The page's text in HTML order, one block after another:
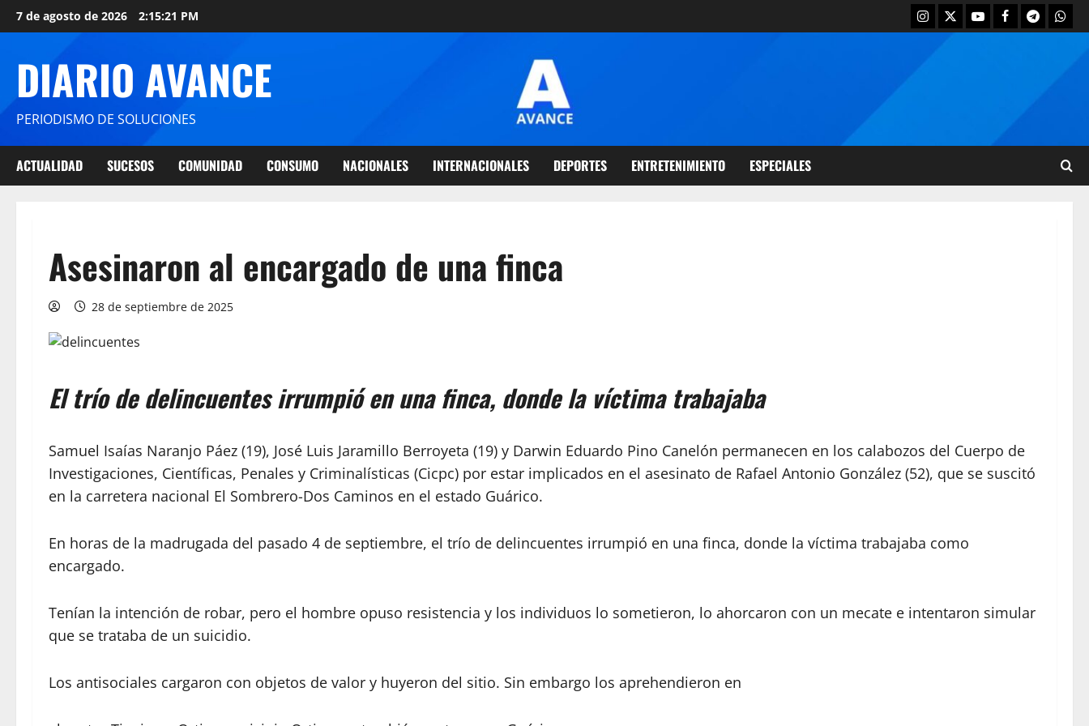
7 de agosto de 2026 2:15:21 PM
DIARIO AVANCE
PERIODISMO DE SOLUCIONES
ACTUALIDAD SUCESOS COMUNIDAD CONSUMO NACIONALES INTERNACIONALES DEPORTES ENTRETENIMIENTO ESPECIALES
Asesinaron al encargado de una finca
28 de septiembre de 2025
El trío de delincuentes irrumpió en una finca, donde la víctima trabajaba
Samuel Isaías Naranjo Páez (19), José Luis Jaramillo Berroyeta (19) y Darwin Eduardo Pino Canelón permanecen en los calabozos del Cuerpo de
Investigaciones, Científicas, Penales y Criminalísticas (Cicpc) por estar implicados en el asesinato de Rafael Antonio González (52), que se suscitó
en la carretera nacional El Sombrero-Dos Caminos en el estado Guárico.
En horas de la madrugada del pasado 4 de septiembre, el trío de delincuentes irrumpió en una finca, donde la víctima trabajaba como
encargado.
Tenían la intención de robar, pero el hombre opuso resistencia y los individuos lo sometieron, lo ahorcaron con un mecate e intentaron simular
que se trataba de un suicidio.
Los antisociales cargaron con objetos de valor y huyeron del sitio. Sin embargo los aprehendieron en